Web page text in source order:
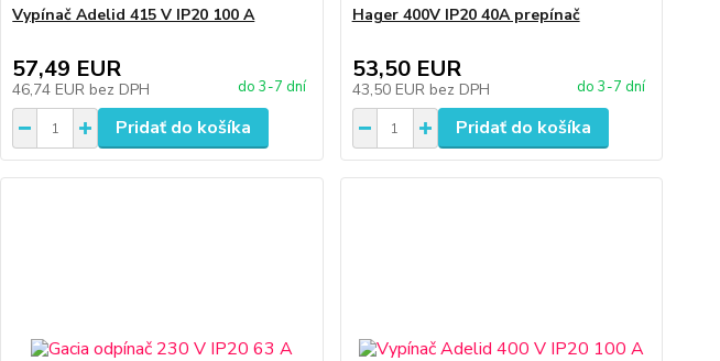
Vypínač Adelid 415 V IP20 100 A
57,49 EUR
46,74 EUR bez DPH do 3-7 dní
Pridať do košíka
Hager 400V IP20 40A prepínač
53,50 EUR
43,50 EUR bez DPH do 3-7 dní
Pridať do košíka